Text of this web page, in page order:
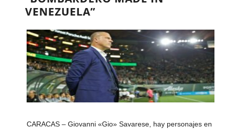
VENEZUELA”
CARACAS – Giovanni «Gio» Savarese, hay personajes en